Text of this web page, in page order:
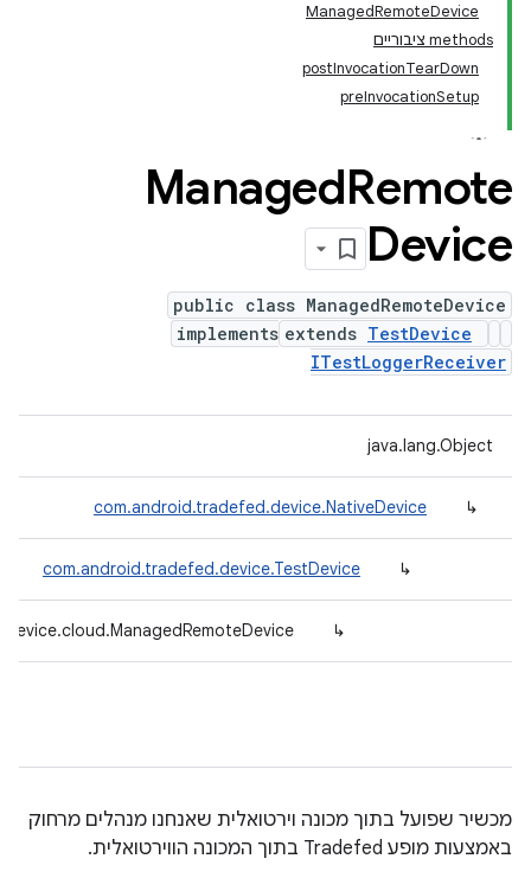
ManagedRemoteDevice
‫methods ציבוריים
postInvocationTearDown
preInvocationSetup
ManagedRemote
Device
public class ManagedRemoteDevice
extends TestDevice
implements
ITestLoggerReceiver
java.lang.Object
↳
com.android.tradefed.device.NativeDevice
↳
com.android.tradefed.device.TestDevice
↳
מכשיר שפועל בתוך מכונה וירטואלית שאנחנו מנהלים מרחוק
באמצעות מופע Tradefed בתוך המכונה הווירטואלית.